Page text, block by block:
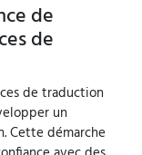
de
de
de traduction
un
Cette démarche